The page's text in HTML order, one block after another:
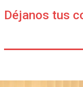
Déjanos tus